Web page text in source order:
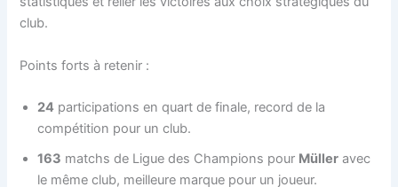
club.
Points forts à retenir :
24 participations en quart de finale, record de la
compétition pour un club.
163 matchs de Ligue des Champions pour Müller avec
le même club, meilleure marque pour un joueur.